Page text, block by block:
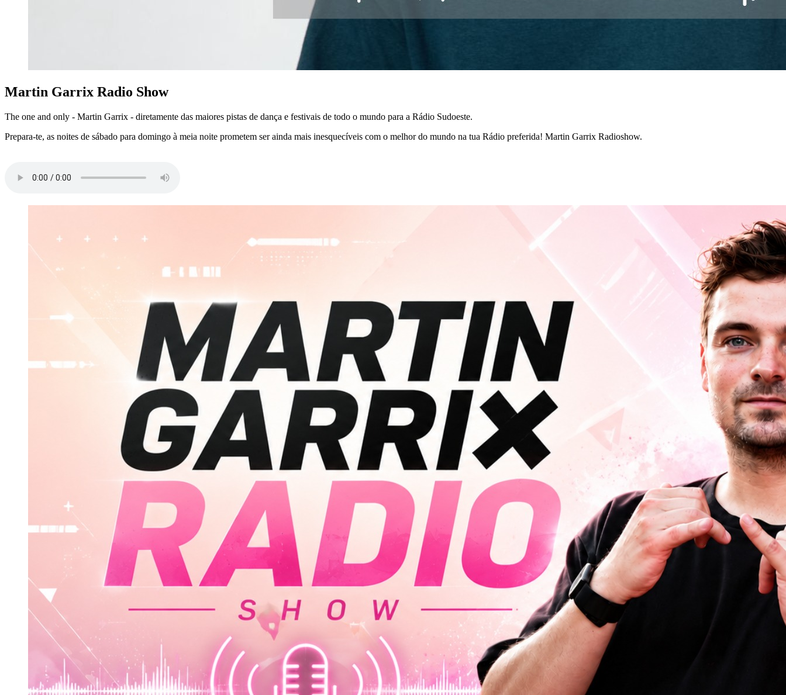
Martin Garrix Radio Show
The one and only - Martin Garrix - diretamente das maiores pistas de dança e festivais de todo o mundo para a Rádio Sudoeste.
Prepara-te, as noites de sábado para domingo à meia noite prometem ser ainda mais inesquecíveis com o melhor do mundo na tua Rádio preferida! Martin Garrix Radioshow.